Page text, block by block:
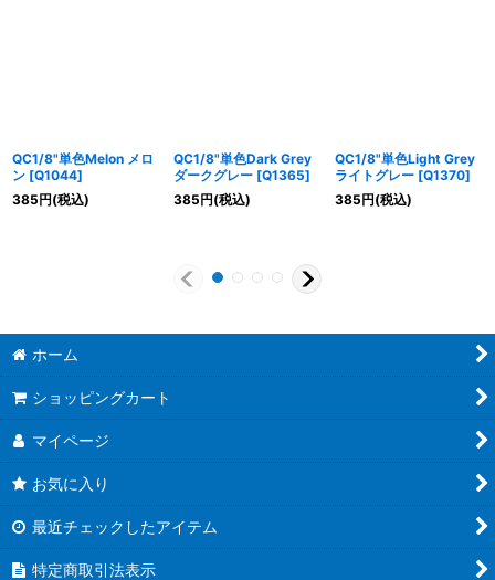
QC1/8"単色Melon メロ
ン [Q1044]
385円(税込)
QC1/8"単色Dark Grey
ダークグレー [Q1365]
385円(税込)
QC1/8"単色Light Grey
ライトグレー [Q1370]
385円(税込)
ホーム
ショッピングカート
マイページ
お気に入り
最近チェックしたアイテム
特定商取引法表示